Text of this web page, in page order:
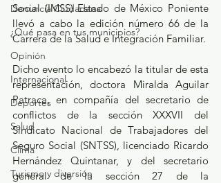
Denuncia Ciudadana
¿Qué pasa en tus municipios?
Opinión
Internacional
Deportes
Salud
Clima
Turismo y diversión
Social (IMSS) Estado de México Poniente
llevó a cabo la edición número 66 de la
Carrera de la Salud e Integración Familiar.
Dicho evento lo encabezó la titular de esta
representación, doctora Miralda Aguilar
Patraca, en compañía del secretario de
conflictos de la sección XXXVII del
Sindicato Nacional de Trabajadores del
Seguro Social (SNTSS), licenciado Ricardo
Hernández Quintanar, y del secretario
general de la sección 27 de la